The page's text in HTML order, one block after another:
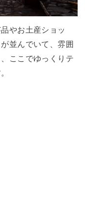
やお土産ショッ
並んでいて、雰囲
ここでゆっくりテ